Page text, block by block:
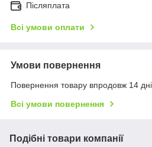
Післяплата
Всі умови оплати
Умови повернення
Повернення товару впродовж 14
Всі умови повернення
Подібні товари компанії